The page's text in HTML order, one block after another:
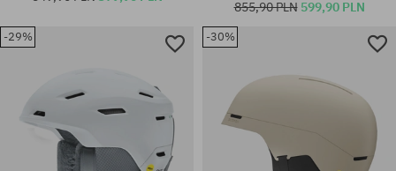
855,90 PLN 599,90 PLN
-29% -30%